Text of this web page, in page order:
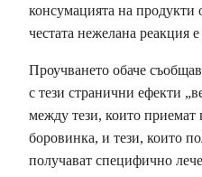
консумацията на
честата нежелана реакция
Проучването обаче
с тези странични ефекти
между тези, които приемат
боровинка, и тези, които
получават специфично